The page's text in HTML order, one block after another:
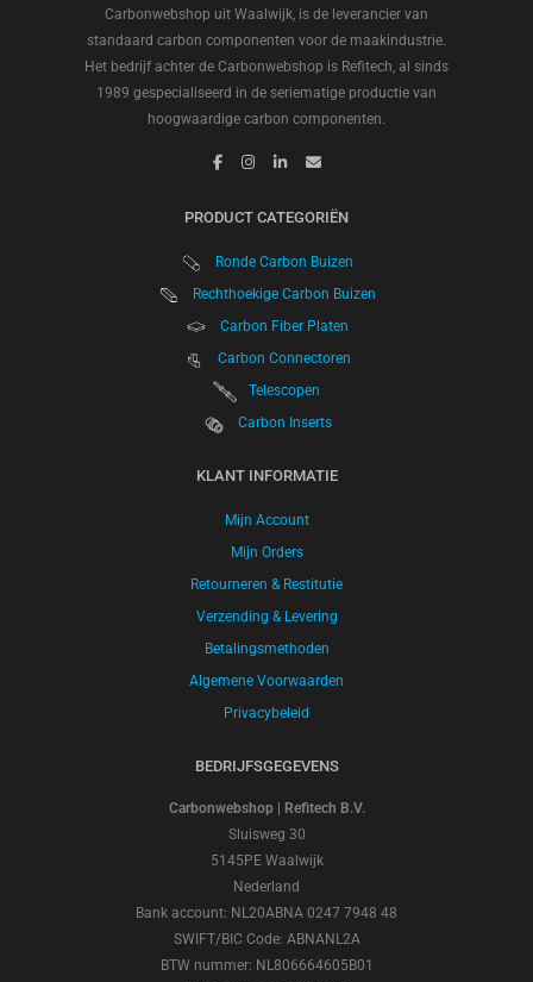
Carbonwebshop uit Waalwijk, is de leverancier van
standaard carbon componenten voor de maakindustrie.
Het bedrijf achter de Carbonwebshop is Refitech, al sinds
1989 gespecialiseerd in de seriematige productie van
hoogwaardige carbon componenten.
PRODUCT CATEGORIËN
Ronde Carbon Buizen
Rechthoekige Carbon Buizen
Carbon Fiber Platen
Carbon Connectoren
Telescopen
Carbon Inserts
KLANT INFORMATIE
Mijn Account
Mijn Orders
Retourneren & Restitutie
Verzending & Levering
Betalingsmethoden
Algemene Voorwaarden
Privacybeleid
BEDRIJFSGEGEVENS
Carbonwebshop | Refitech B.V.
Sluisweg 30
5145PE Waalwijk
Nederland
Bank account: NL20ABNA 0247 7948 48
SWIFT/BIC Code: ABNANL2A
BTW nummer: NL806664605B01